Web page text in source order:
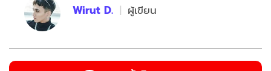
Wirut D. ผู้เขียน